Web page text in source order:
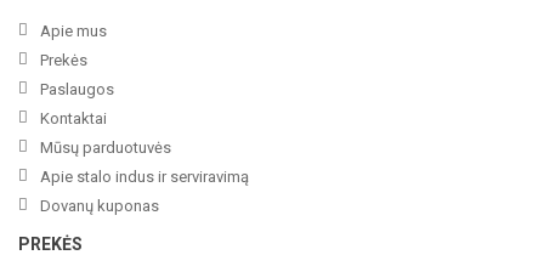
Apie mus
Prekės
Paslaugos
Kontaktai
Mūsų parduotuvės
Apie stalo indus ir serviravimą
Dovanų kuponas
PREKĖS